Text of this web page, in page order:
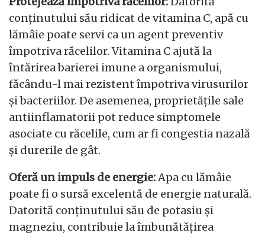
conținutului său ridicat de vitamina C, apă cu
lămâie poate servi ca un agent preventiv
împotriva răcelilor. Vitamina C ajută la
întărirea barierei imune a organismului,
făcându-l mai rezistent împotriva virusurilor
și bacteriilor. De asemenea, proprietățile sale
antiinflamatorii pot reduce simptomele
asociate cu răcelile, cum ar fi congestia nazală
și durerile de gât.
Oferă un impuls de energie:Apa cu lămâie
poate fi o sursă excelentă de energie naturală.
Datorită conținutului său de potasiu și
magneziu, contribuie la îmbunătățirea